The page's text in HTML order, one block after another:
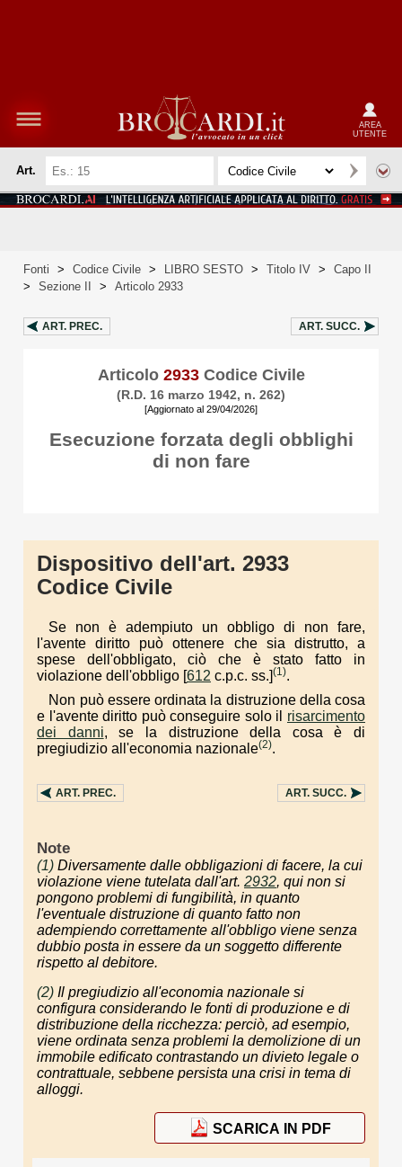
AREA
UTENTE
Art.
Fonti > Codice Civile > LIBRO SESTO > Titolo IV >
Capo II
>
Sezione II > Articolo 2933
ART. PREC. ART. SUCC.
Articolo 2933Codice Civile
(R.D. 16 marzo 1942, n. 262)
[Aggiornato al 29/04/2026]
Esecuzione forzata degli obblighi
di non fare
Dispositivo dell'art. 2933
Codice Civile
Se non è adempiuto un obbligo di non fare,
l'avente diritto può ottenere che sia distrutto, a
spese dell'obbligato, ciò che è stato fatto in
violazione dell'obbligo [612 c.p.c. ss.](1).
Non può essere ordinata la distruzione della cosa
e l'avente diritto può conseguire solo il risarcimento
dei danni, se la distruzione della cosa è di
pregiudizio all'economia nazionale(2).
ART. PREC. ART. SUCC.
Note
(1) Diversamente dalle obbligazioni di facere, la cui
violazione viene tutelata dall'art. 2932, qui non si
pongono problemi di fungibilità, in quanto
l'eventuale distruzione di quanto fatto non
adempiendo correttamente all'obbligo viene senza
dubbio posta in essere da un soggetto differente
rispetto al debitore.
(2) Il pregiudizio all'economia nazionale si
configura considerando le fonti di produzione e di
distribuzione della ricchezza: perciò, ad esempio,
viene ordinata senza problemi la demolizione di un
immobile edificato contrastando un divieto legale o
contrattuale, sebbene persista una crisi in tema di
alloggi.
SCARICA IN PDF